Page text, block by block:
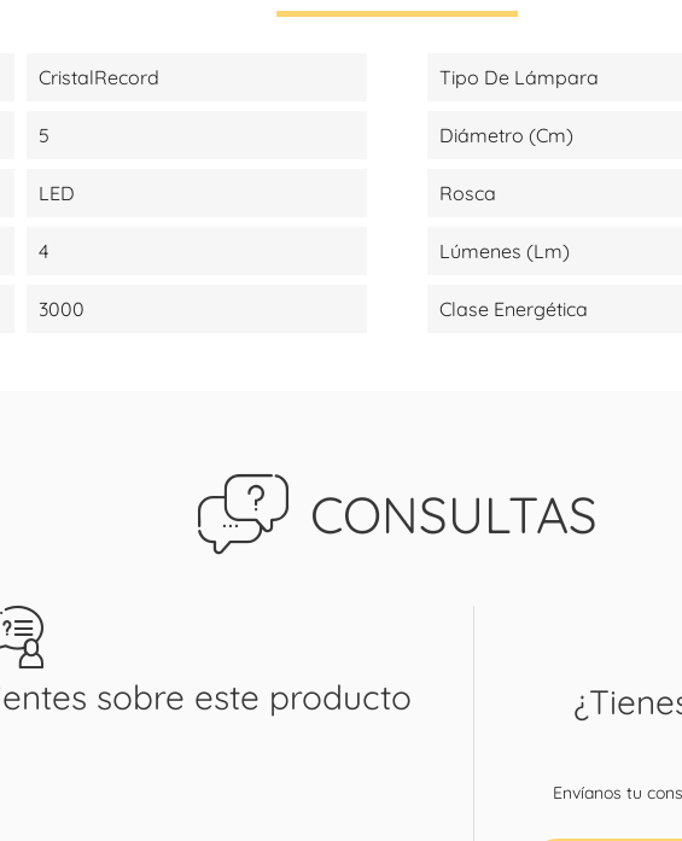
CristalRecord Tipo De Lámpara
5 Diámetro (cm)
LED Rosca
4 Lúmenes (lm)
3000 Clase Energética
CONSULTAS
sobre este producto
Envíanos tu